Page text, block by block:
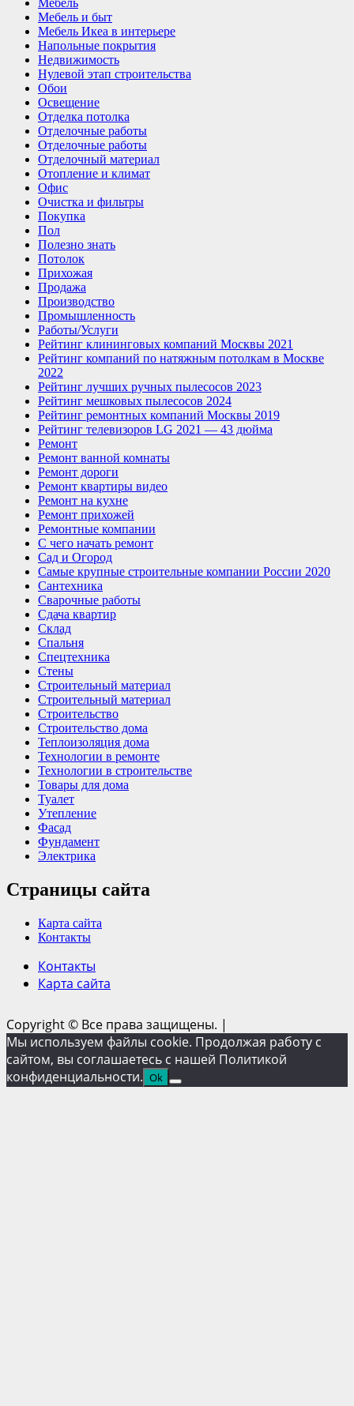
Мебель
Мебель и быт
Мебель Икеа в интерьере
Напольные покрытия
Недвижимость
Нулевой этап строительства
Обои
Освещение
Отделка потолка
Отделочные работы
Отделочные работы
Отделочный материал
Отопление и климат
Офис
Очистка и фильтры
Покупка
Пол
Полезно знать
Потолок
Прихожая
Продажа
Производство
Промышленность
Работы/Услуги
Рейтинг клининговых компаний Москвы 2021
Рейтинг компаний по натяжным потолкам в Москве
2022
Рейтинг лучших ручных пылесосов 2023
Рейтинг мешковых пылесосов 2024
Рейтинг ремонтных компаний Москвы 2019
Рейтинг телевизоров LG 2021 — 43 дюйма
Ремонт
Ремонт ванной комнаты
Ремонт дороги
Ремонт квартиры видео
Ремонт на кухне
Ремонт прихожей
Ремонтные компании
С чего начать ремонт
Сад и Огород
Самые крупные строительные компании России 2020
Сантехника
Сварочные работы
Сдача квартир
Склад
Спальня
Спецтехника
Стены
Строительный материал
Строительный материал
Строительство
Строительство дома
Теплоизоляция дома
Технологии в ремонте
Технологии в строительстве
Товары для дома
Туалет
Утепление
Фасад
Фундамент
Электрика
Страницы сайта
Карта сайта
Контакты
Контакты
Карта сайта
Copyright © Все права защищены. |
Мы используем файлы cookie. Продолжая работу с
сайтом, вы соглашаетесь с нашей Политикой
конфиденциальности. Ok